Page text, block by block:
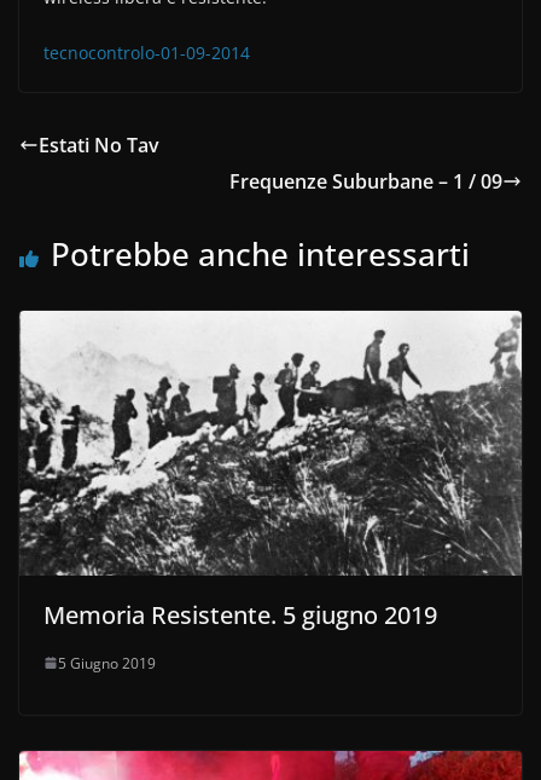
o
tecnocontrolo-01-09-2014
Estati No Tav
Frequenze Suburbane – 1 / 09
Potrebbe anche interessarti
Memoria Resistente. 5 giugno 2019
5 Giugno 2019